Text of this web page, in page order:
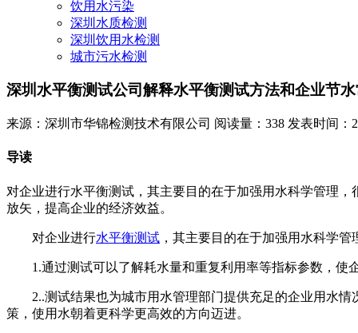
饮用水污染
深圳水质检测
深圳饮用水检测
城市污水检测
深圳水平衡测试公司解释水平衡测试方法和企业节
来源：深圳市华锦检测技术有限公司 阅读量：338 发表时间：
导读
对企业进行水平衡测试，其主要目的在于加强用水科学管理
放矢，提高企业的经济效益。
对企业进行水平衡测试 ，其主要目的在于加强用水科学
1.通过测试可以了解耗水量和重复利用率等指标参数，使
2..测试结果也为城市用水管理部门提供充足的企业用水情
策，使用水朝着更科学更高效的方向迈进。